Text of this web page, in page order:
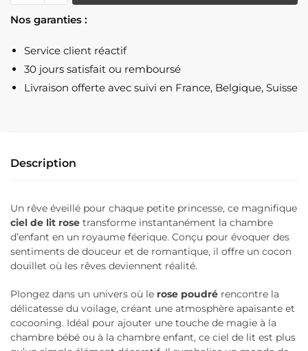
De
Rose
Nos garanties :
Service client réactif
30 jours satisfait ou remboursé
Livraison offerte avec suivi en France, Belgique, Suisse
Description
Un rêve éveillé pour chaque petite princesse, ce magnifique
ciel de lit rose transforme instantanément la chambre
d’enfant en un royaume féerique. Conçu pour évoquer des
sentiments de douceur et de romantique, il offre un cocon
douillet où les rêves deviennent réalité.
Plongez dans un univers où le rose poudré rencontre la
délicatesse du voilage, créant une atmosphère apaisante et
cocooning. Idéal pour ajouter une touche de magie à la
chambre bébé ou à la chambre enfant, ce ciel de lit est plus